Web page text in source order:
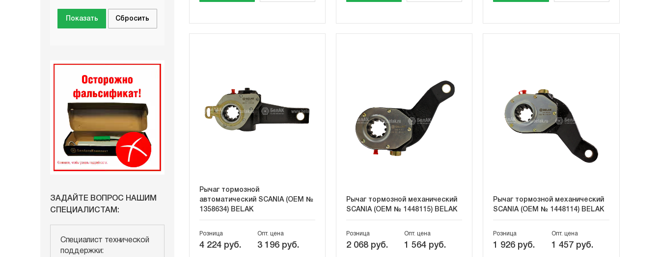
ЗАДАЙТЕ ВОПРОС НАШИМ
СПЕЦИАЛИСТАМ:
Специалист технической
поддержки:
Рычаг тормозной
автоматический SCANIA (OEM №
1358634) BELAK
Розница
4 224 руб.
Опт. цена
3 196 руб.
Рычаг тормозной механический
SCANIA (OEM № 1448115) BELAK
Розница
2 068 руб.
Опт. цена
1 564 руб.
Рычаг тормозной механический
SCANIA (OEM № 1448114) BELAK
Розница
1 926 руб.
Опт. цена
1 457 руб.